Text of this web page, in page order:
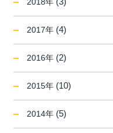
2017年 (4)
2016年 (2)
2015年 (10)
2014年 (5)